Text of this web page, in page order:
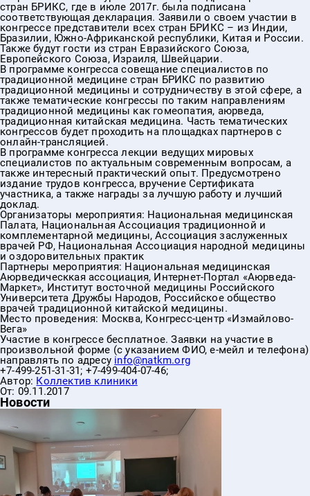
стран БРИКС, где в июле 2017г. была подписана
соответствующая декларация. Заявили о своем участии в
конгрессе представители всех стран БРИКС – из Индии,
Бразилии, Южно-Африканской республики, Китая и России.
Также будут гости из стран Евразийского Союза,
Европейского Союза, Израиля, Швейцарии.
В программе конгресса совещание специалистов по
традиционной медицине стран БРИКС по развитию
традиционной медицины и сотрудничеству в этой сфере, а
также тематические конгрессы по таким направлениям
традиционной медицины как гомеопатия, аюрведа,
традиционная китайская медицина. Часть тематических
конгрессов будет проходить на площадках партнеров с
онлайн-трансляцией.
В программе конгресса лекции ведущих мировых
специалистов по актуальным современным вопросам, а
также интересный практический опыт. Предусмотрено
издание трудов конгресса, вручение Сертификата
участника, а также награды за лучшую работу и лучший
доклад.
Организаторы мероприятия: Национальная медицинская
Палата, Национальная Ассоциация традиционной и
комплементарной медицины, Ассоциация заслуженных
врачей РФ, Национальная Ассоциация народной медицины
и оздоровительных практик
Партнеры мероприятия: Национальная медицинская
Аюрведическкая ассоциация, Интернет-Портал «Аюрведа-
Маркет», Институт восточной медицины Российского
Университета Дружбы Народов, Российское общество
врачей традиционной китайской медицины.
Место проведения: Москва, Конгресс-центр «Измайлово-
Вега»
Участие в конгрессе бесплатное. Заявки на участие в
произвольной форме (с указанием ФИО, е-мейл и телефона)
направлять по адресу info@natkm.org
+7-499-251-31-31; +7-499-404-07-46;
Автор: Коллектив клиники
От: 09.11.2017
Новости